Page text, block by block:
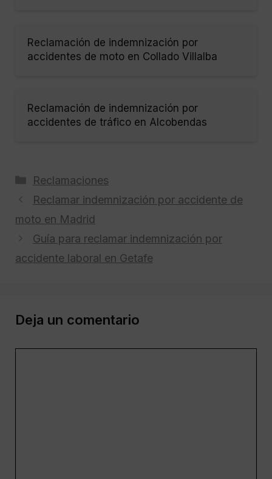
Reclamación de indemnización por
accidentes de moto en Collado Villalba
Reclamación de indemnización por
accidentes de tráfico en Alcobendas
Categorías
Reclamaciones
Reclamar indemnización por accidente de
moto en Madrid
Guía para reclamar indemnización por
accidente laboral en Getafe
Deja un comentario